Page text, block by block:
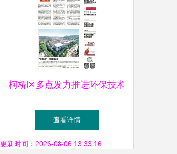
柯桥区多点发力推进环保技术
推广服务助力绿色转型
查看详情
更新时间：2026-08-06 13:33:16